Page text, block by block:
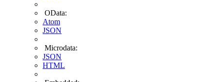
OData:
Atom
JSON
Microdata:
JSON
HTML